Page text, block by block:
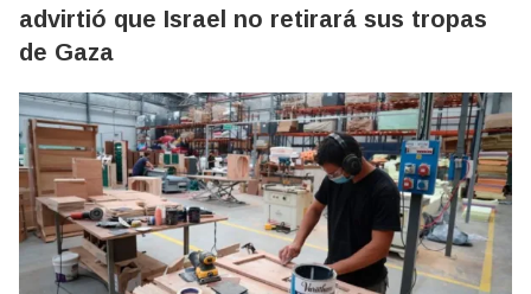
advirtió que Israel no retirará sus tropas
de Gaza